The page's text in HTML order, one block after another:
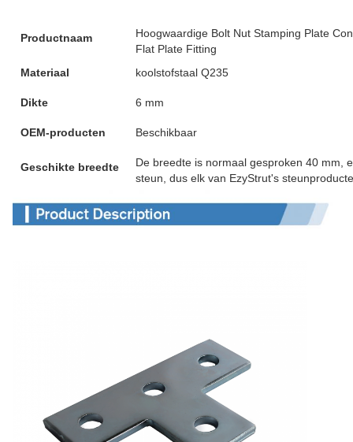
Productnaam
Hoogwaardige Bolt Nut Stamping Plate
Flat Plate Fitting
Materiaal
koolstofstaal Q235
Dikte 6 mm
OEM-producten Beschikbaar
Geschikte breedte
De breedte is normaal gesproken 40 mm,
steun, dus elk van EzyStrut's